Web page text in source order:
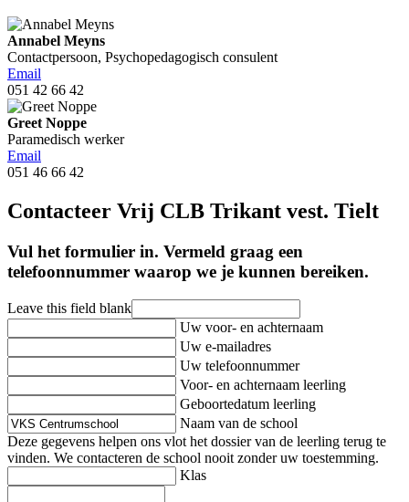
Annabel Meyns
Contactpersoon, Psychopedagogisch consulent
Email
051 42 66 42
Greet Noppe
Paramedisch werker
Email
051 46 66 42
Contacteer Vrij CLB Trikant vest. Tielt
Vul het formulier in. Vermeld graag een
telefoonnummer waarop we je kunnen bereiken.
Leave this field blank
Uw voor- en achternaam
Uw e-mailadres
Uw telefoonnummer
Voor- en achternaam leerling
Geboortedatum leerling
Naam van de school
Deze gegevens helpen ons vlot het dossier van de leerling terug te
vinden. We contacteren de school nooit zonder uw toestemming.
Klas